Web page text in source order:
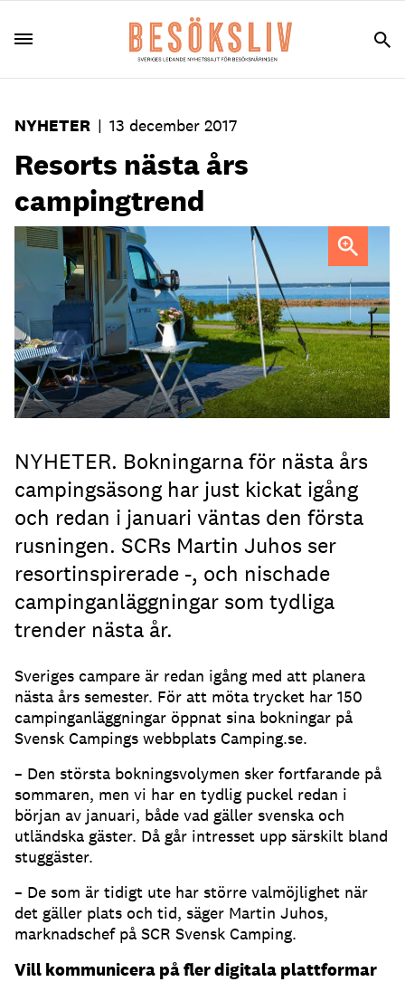
NYHETER | 13 december 2017
Resorts nästa års
campingtrend
Under sommarsäsongen sker mer än 45 procent av alla
kommersiella övernattningar i Sverige på campingplatser,
som Grännastrandens Camping.Foto: Anna Hult
NYHETER. Bokningarna för nästa års
campingsäsong har just kickat igång
och redan i januari väntas den första
rusningen. SCRs Martin Juhos ser
resortinspirerade -, och nischade
campinganläggningar som tydliga
trender nästa år.
Sveriges campare är redan igång med att planera
nästa års semester. För att möta trycket har 150
campinganläggningar öppnat sina bokningar på
Svensk Campings webbplats Camping.se.
– Den största bokningsvolymen sker fortfarande på
sommaren, men vi har en tydlig puckel redan i
början av januari, både vad gäller svenska och
utländska gäster. Då går intresset upp särskilt bland
stuggäster.
– De som är tidigt ute har större valmöjlighet när
det gäller plats och tid, säger Martin Juhos,
marknadschef på SCR Svensk Camping.
Vill kommunicera på fler digitala plattformar